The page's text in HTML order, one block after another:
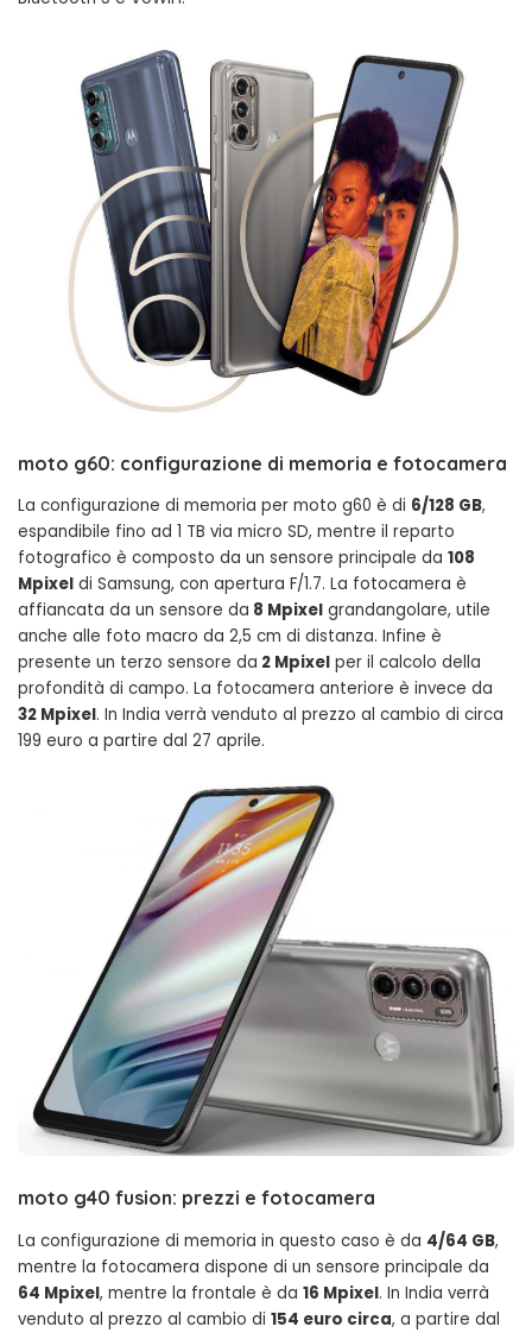
moto g60: configurazione di memoria e fotocamera
La configurazione di memoria per moto g60 è di 6/128 GB,
espandibile fino ad 1 TB via micro SD, mentre il reparto
fotografico è composto da un sensore principale da 108
Mpixel di Samsung, con apertura F/1.7. La fotocamera è
affiancata da un sensore da 8 Mpixel grandangolare, utile
anche alle foto macro da 2,5 cm di distanza. Infine è
presente un terzo sensore da 2 Mpixel per il calcolo della
profondità di campo. La fotocamera anteriore è invece da
32 Mpixel. In India verrà venduto al prezzo al cambio di circa
199 euro a partire dal 27 aprile.
moto g40 fusion: prezzi e fotocamera
La configurazione di memoria in questo caso è da 4/64 GB,
mentre la fotocamera dispone di un sensore principale da
64 Mpixel, mentre la frontale è da 16 Mpixel. In India verrà
venduto al prezzo al cambio di 154 euro circa, a partire dal